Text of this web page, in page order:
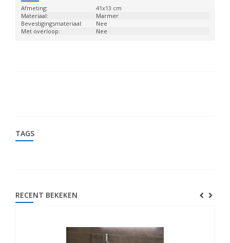
Afmeting:
41x13 cm
Materiaal:
Marmer
Bevestigingsmateriaal:
Nee
Met overloop:
Nee
TAGS
RECENT BEKEKEN